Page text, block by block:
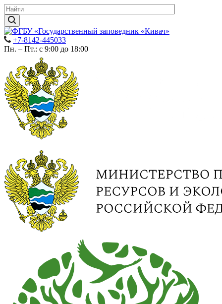
+7-8142-445033
Пн. – Пт.: с 9:00 до 18:00